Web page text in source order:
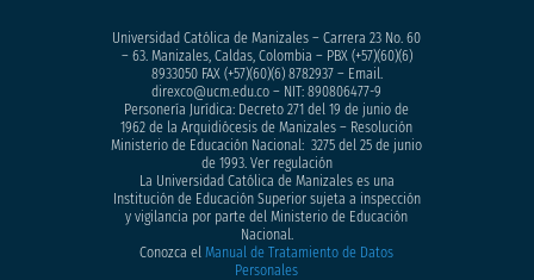
Universidad Católica de Manizales – Carrera 23 No. 60
– 63. Manizales, Caldas, Colombia – PBX (+57)(60)(6)
8933050FAX (+57)(60)(6) 8782937 – Email.
direxco@ucm.edu.co – NIT: 890806477-9
Personería Jurídica: Decreto 271 del 19 de junio de
1962 de la Arquidiócesis de Manizales – Resolución
Ministerio de Educación Nacional: 3275 del 25 de junio
de 1993. Ver regulación
La Universidad Católica de Manizales es una
Institución de Educación Superior sujeta a inspección
y vigilancia por parte del Ministerio de Educación
Nacional.
Conozca elManual de Tratamiento de Datos
Personales